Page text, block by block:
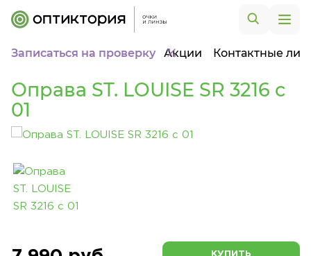
Записаться на проверку Акции Контактные
Оправа ST. LOUISE SR 3216 c
01
КУПИТЬ